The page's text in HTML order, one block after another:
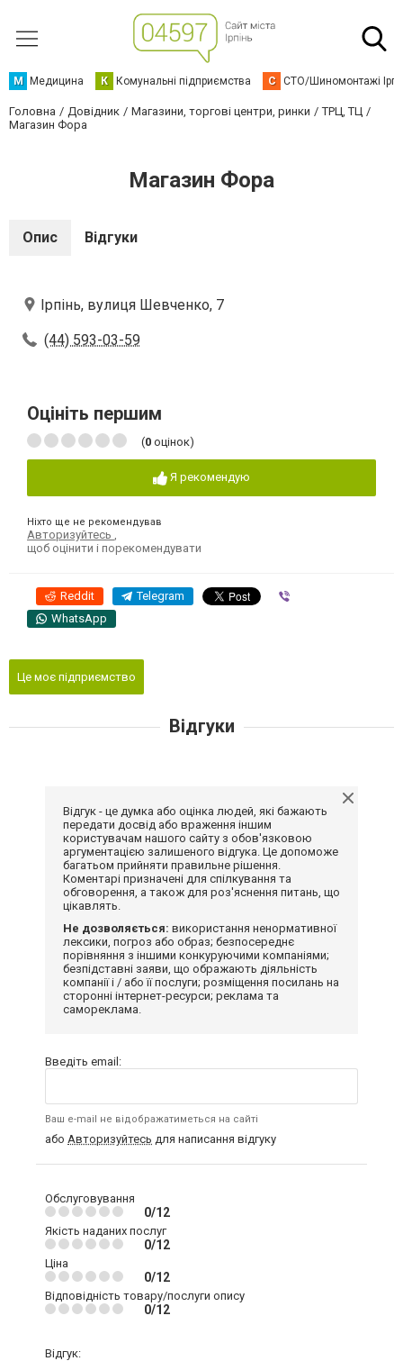
М Медицина К Комунальні підприємства С СТО/Шиномонтажі
Головна Довідник Магазини, торгові центри, ринки
ТРЦ, ТЦ
Магазин Фора
Магазин Фора
Опис Відгуки
Ірпінь, вулиця Шевченко, 7
(44) 593-03-59
Оцініть першим
(0 оцінок)
Я рекомендую
Ніхто ще не рекомендував
Авторизуйтесь
щоб оцінити і порекомендувати
Reddit Telegram
WhatsApp
Це моє підприємство
Відгуки
Відгук - це думка або оцінка людей, які бажають
передати досвід або враження іншим
користувачам нашого сайту з обов'язковою
аргументацією залишеного відгука. Це допоможе
багатьом прийняти правильне рішення.
Коментарі призначені для спілкування та
обговорення, а також для роз'яснення питань, що
цікавлять.
Не дозволяється: використання ненормативної
лексики, погроз або образ; безпосереднє
порівняння з іншими конкуруючими компаніями;
безпідставні заяви, що ображають діяльність
компанії і / або її послуги; розміщення посилань на
сторонні інтернет-ресурси; реклама та
самореклама.
Введіть email:
Ваш e-mail не відображатиметься на сайті
або Авторизуйтесь для написання відгуку
Обслуговування
0/12
Якість наданих послуг
0/12
Ціна
0/12
Відповідність товару/послуги опису
0/12
Відгук: